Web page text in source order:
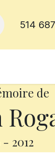
514
de
- 2012